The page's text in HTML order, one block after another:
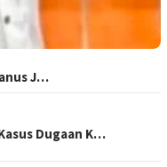
J…
Dugaan K…